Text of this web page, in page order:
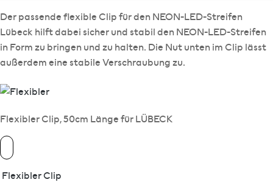
Der passende flexible Clip für den NEON-LED-Streifen
Lübeck hilft dabei sicher und stabil den NEON-LED-Streifen
in Form zu bringen und zu halten. Die Nut unten im Clip lässt
außerdem eine stabile Verschraubung zu.
Flexibler Clip, 50cm Länge für LÜBECK
Flexibler Clip